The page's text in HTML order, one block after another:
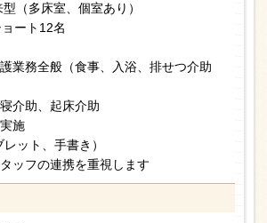
（多床室、個室あり）
ート12名
業務全般（食事、入浴、排せつ介助
介助、起床介助
施
ット、手書き）
ッフの連携を重視します